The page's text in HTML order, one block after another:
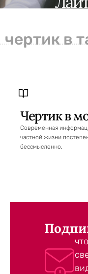
чертик в
Чертик в
Современная
частной жизни
бессмысленно.